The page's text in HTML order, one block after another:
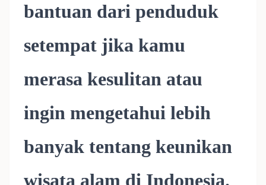
bantuan dari penduduk
setempat jika kamu
merasa kesulitan atau
ingin mengetahui lebih
banyak tentang keunikan
wisata alam di Indonesia.